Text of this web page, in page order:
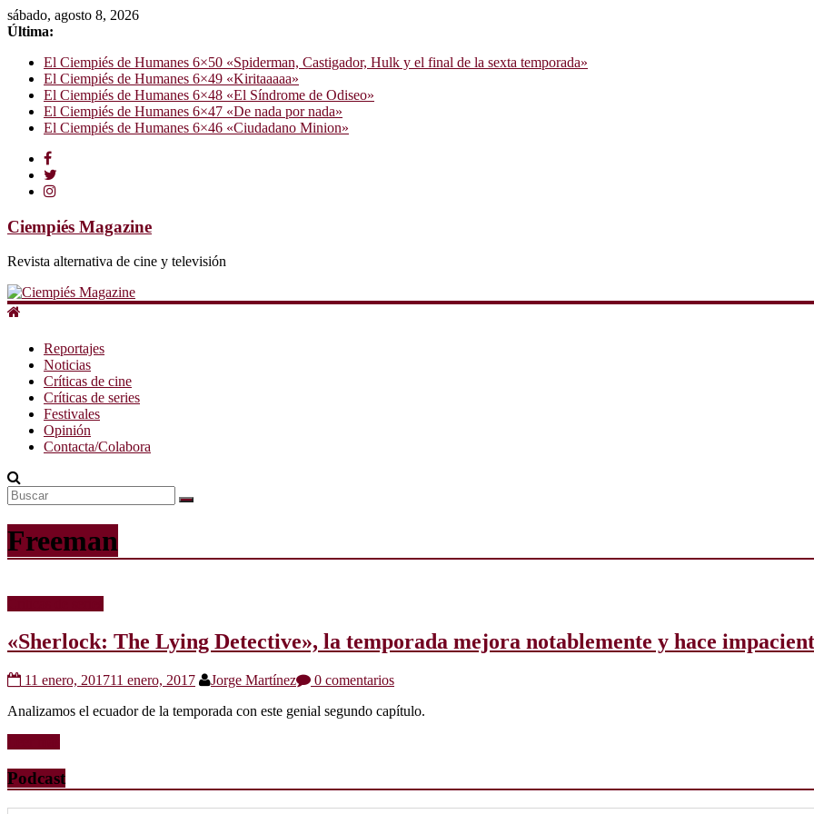
sábado, agosto 8, 2026
Última:
El Ciempiés de Humanes 6×50 «Spiderman, Castigador, Hulk y el final de la sexta temporada»
El Ciempiés de Humanes 6×49 «Kiritaaaaa»
El Ciempiés de Humanes 6×48 «El Síndrome de Odiseo»
El Ciempiés de Humanes 6×47 «De nada por nada»
El Ciempiés de Humanes 6×46 «Ciudadano Minion»
Ciempiés Magazine
Revista alternativa de cine y televisión
Reportajes
Noticias
Críticas de cine
Críticas de series
Festivales
Opinión
Contacta/Colabora
Freeman
«Sherlock: The Lying Detective», la temporada mejora notablemente y hace
11 enero, 201711 enero, 2017 Jorge Martínez
0 comentarios
Analizamos el ecuador de la temporada con este genial segundo capítulo.
Podcast